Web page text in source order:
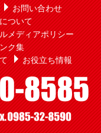
お問い合わせ
ついて
メディアポリシー
ク集
お役立ち情報